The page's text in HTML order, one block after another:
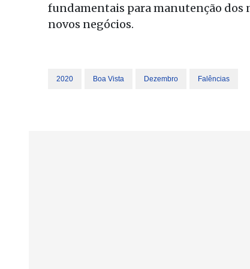
fundamentais para manutenção dos
novos negócios.
2020 Boa Vista Dezembro Falências